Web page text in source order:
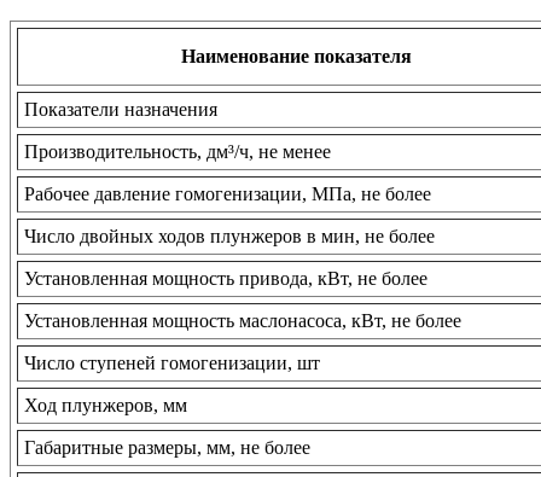
Наименование показателя
Показатели назначения
Производительность, дм³/ч, не менее
Рабочее давление гомогенизации, МПа, не более
Число двойных ходов плунжеров в мин, не более
Установленная мощность привода, кВт, не более
Установленная мощность маслонасоса, кВт, не более
Число ступеней гомогенизации, шт
Ход плунжеров, мм
Габаритные размеры, мм, не более